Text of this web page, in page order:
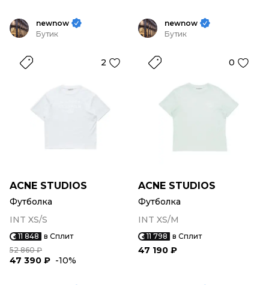
newnow
Бутик
2
ACNE STUDIOS
Футболка
INT XS/S
11 848 в Сплит
52 860 ₽
47 390 ₽ -10%
newnow
Бутик
0
ACNE STUDIOS
Футболка
INT XS/M
11 798 в Сплит
47 190 ₽